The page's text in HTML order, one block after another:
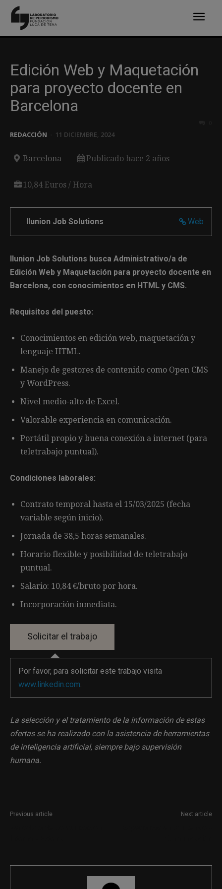
Edición Web y Maquetación
para proyecto docente en
Barcelona
REDACCIÓN 11 DICIEMBRE, 2024
Barcelona Publicado hace 2 años
10,84 Euros / Hora
Web
Ilunion Job Solutions
Ilunion Job Solutions busca Administrativo/a de
Edición Web y Maquetación para proyecto docente en
Barcelona, con conocimientos en HTML y CMS.
Requisitos del puesto:
Conocimientos en edición web, maquetación y
lenguaje HTML.
Manejo de gestores de contenido como Open CMS
y WordPress.
Nivel medio-alto de Excel.
Valorable experiencia en comunicación.
Portátil propio y buena conexión a internet (para
teletrabajo puntual).
Condiciones laborales:
Contrato temporal hasta el 15/03/2025 (fecha
variable según inicio).
Jornada de 38,5 horas semanales.
Horario flexible y posibilidad de teletrabajo
puntual.
Salario: 10,84 €/bruto por hora.
Incorporación inmediata.
Por favor, para solicitar este trabajo visita
www.linkedin.com.
La selección y el tratamiento de la información de estas
ofertas se ha realizado con la asistencia de herramientas
de inteligencia artificial, siempre bajo supervisión
humana.
Previous article Next article